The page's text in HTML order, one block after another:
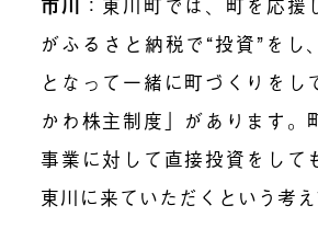
がふるさと納税で“投資”をし
となって一緒に町づくりをし
かわ株主制度」があります。
事業に対して直接投資をして
東川に来ていただくという考え